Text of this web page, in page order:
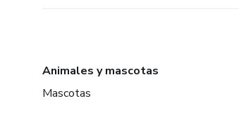
Animales y mascotas
Mascotas